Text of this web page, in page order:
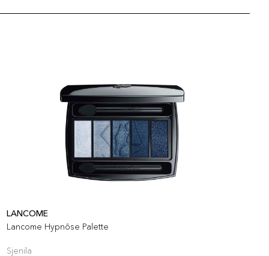
LANCOME
Lancome Hypnôse Palette
Sjenila